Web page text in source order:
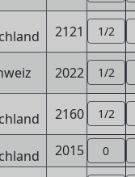
2121 1/2
2022 1/2
2160 1/2
2015 0